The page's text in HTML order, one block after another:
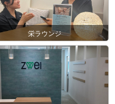
栄ラウンジ